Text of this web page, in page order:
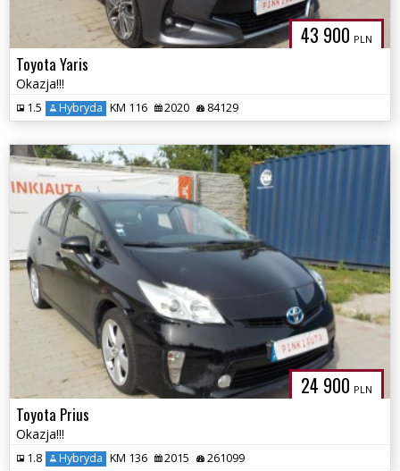
43 900 PLN
Toyota Yaris
Okazja!!!
1.5 Hybryda KM 116 2020 84129
24 900 PLN
Toyota Prius
Okazja!!!
1.8 Hybryda KM 136 2015 261099